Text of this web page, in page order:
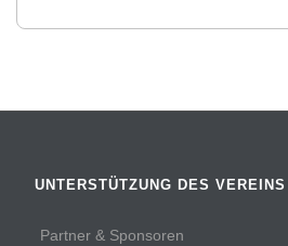
UNTERSTÜTZUNG DES VEREINS
Partner & Sponsoren